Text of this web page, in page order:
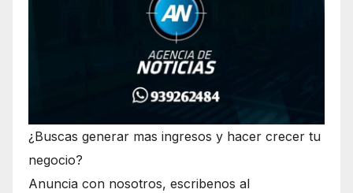
¿Buscas generar mas ingresos y hacer crecer tu
negocio?
Anuncia con nosotros, escribenos al